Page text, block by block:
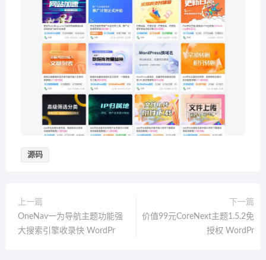
源码
上一篇
OneNav一为导航主题功能强
大搜索引擎收录快 WordPr
下一篇
价值99元CoreNext主题1.5.2免
授权 WordPr